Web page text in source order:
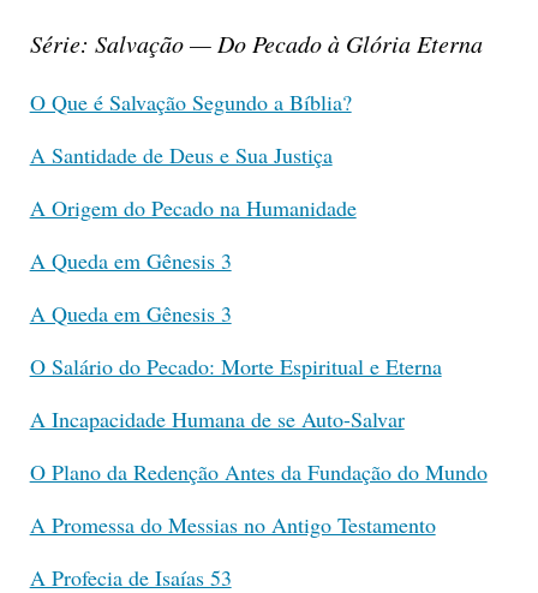
Série: Salvação — Do Pecado à Glória Eterna
O Que é Salvação Segundo a Bíblia?
A Santidade de Deus e Sua Justiça
A Origem do Pecado na Humanidade
A Queda em Gênesis 3
A Queda em Gênesis 3
O Salário do Pecado: Morte Espiritual e Eterna
A Incapacidade Humana de se Auto-Salvar
O Plano da Redenção Antes da Fundação do Mundo
A Promessa do Messias no Antigo Testamento
A Profecia de Isaías 53